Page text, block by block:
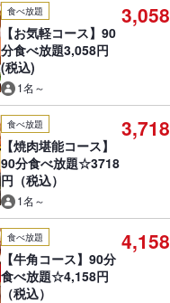
食べ放題
【お気軽コース】90
分食べ放題3,058円
(税込)
1名～
3,058
食べ放題
【焼肉堪能コース】
90分食べ放題☆3718
円（税込）
1名～
3,718
食べ放題
【牛角コース】90分
食べ放題☆4,158円
（税込）
4,158